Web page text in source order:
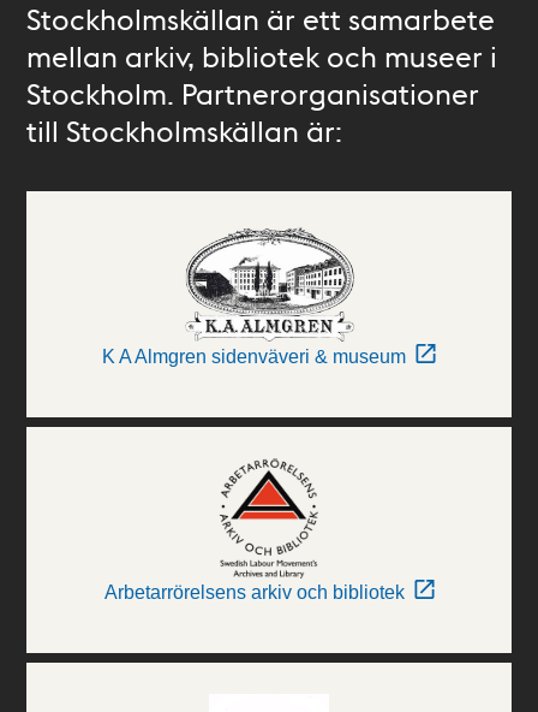
Stockholmskällan är ett samarbete
mellan arkiv, bibliotek och museer i
Stockholm. Partnerorganisationer
till Stockholmskällan är:
K A Almgren sidenväveri & museum
Arbetarrörelsens arkiv och bibliotek